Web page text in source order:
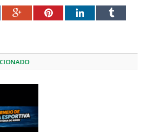
Google+PinterestLinkedInTumblr